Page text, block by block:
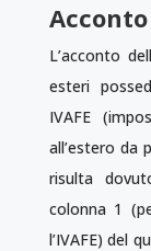
Acconto
L’acconto
esteri
IVAFE
all’estero da
risulta
colonna 1
l’IVAFE) del